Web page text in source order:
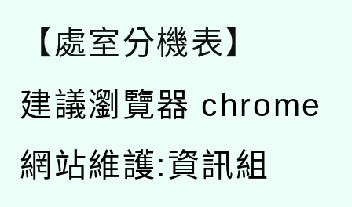
【處室分機表】
建議瀏覽器 chrome
網站維護:資訊組